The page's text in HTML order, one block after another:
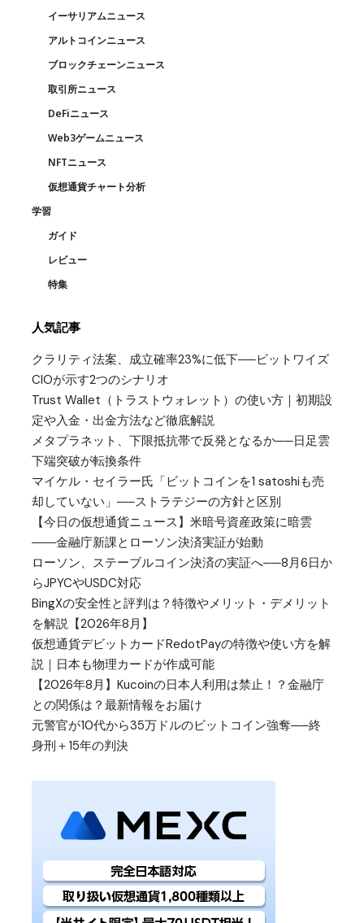
イーサリアムニュース
アルトコインニュース
ブロックチェーンニュース
取引所ニュース
DeFiニュース
Web3ゲームニュース
NFTニュース
仮想通貨チャート分析
学習
ガイド
レビュー
特集
人気記事
クラリティ法案、成立確率23%に低下──ビットワイズ
CIOが示す2つのシナリオ
Trust Wallet（トラストウォレット）の使い方｜初期設
定や入金・出金方法など徹底解説
メタプラネット、下限抵抗帯で反発となるか──日足雲
下端突破が転換条件
マイケル・セイラー氏「ビットコインを1 satoshiも売
却していない」──ストラテジーの方針と区別
【今日の仮想通貨ニュース】米暗号資産政策に暗雲
――金融庁新課とローソン決済実証が始動
ローソン、ステーブルコイン決済の実証へ──8月6日か
らJPYCやUSDC対応
BingXの安全性と評判は？特徴やメリット・デメリット
を解説【2026年8月】
仮想通貨デビットカードRedotPayの特徴や使い方を解
説｜日本も物理カードが作成可能
【2026年8月】Kucoinの日本人利用は禁止！？金融庁
との関係は？最新情報をお届け
元警官が10代から35万ドルのビットコイン強奪──終
身刑＋15年の判決